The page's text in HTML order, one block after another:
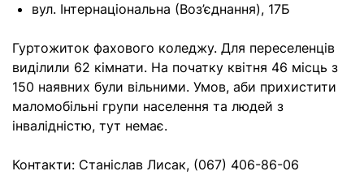
вул. Інтернаціональна (Воз’єднання), 17Б
Гуртожиток фахового коледжу. Для переселенців
виділили 62 кімнати. На початку квітня 46 місць з
150 наявних були вільними. Умов, аби прихистити
маломобільні групи населення та людей з
інвалідністю, тут немає.
Контакти: Станіслав Лисак, (067) 406-86-06